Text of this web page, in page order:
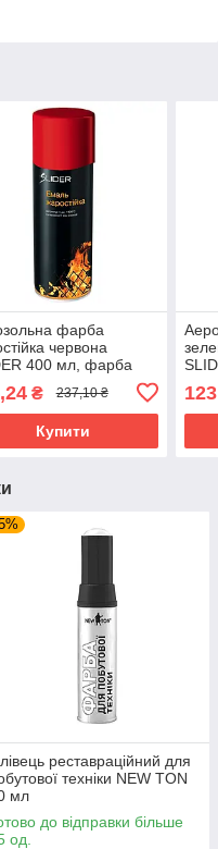
фарба
червона
400 мл, фарба
₴ 237,10 ₴
Купити
реставраційний для
техніки NEW TON
мл
до відправки більше
од.